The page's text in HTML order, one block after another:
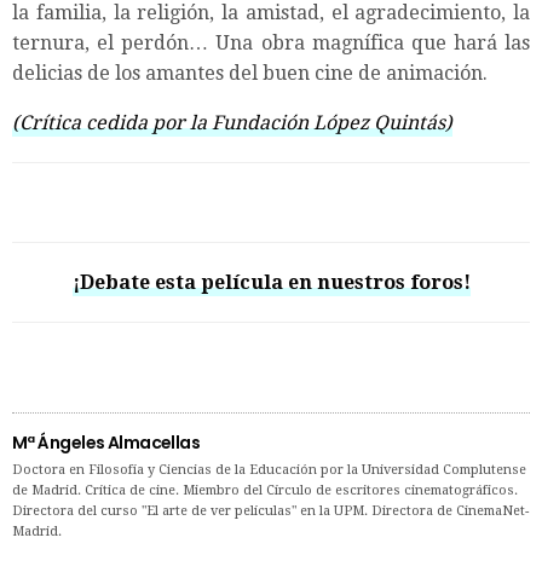
la familia, la religión, la amistad, el agradecimiento, la
ternura, el perdón… Una obra magnífica que hará las
delicias de los amantes del buen cine de animación.
(Crítica cedida por la Fundación López Quintás)
¡Debate esta película en nuestros foros!
Mª Ángeles Almacellas
Doctora en Filosofía y Ciencias de la Educación por la Universidad Complutense
de Madrid. Crítica de cine. Miembro del Círculo de escritores cinematográficos.
Directora del curso "El arte de ver películas" en la UPM. Directora de CinemaNet-
Madrid.